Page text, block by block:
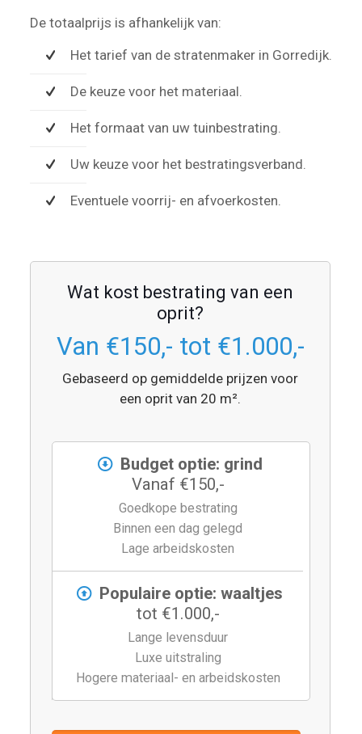
De totaalprijs is afhankelijk van:
Het tarief van de stratenmaker in Gorredijk.
De keuze voor het materiaal.
Het formaat van uw tuinbestrating.
Uw keuze voor het bestratingsverband.
Eventuele voorrij- en afvoerkosten.
Wat kost bestrating van een
oprit?
Van €150,- tot €1.000,-
Gebaseerd op gemiddelde prijzen voor
een oprit van 20 m².
Budget optie: grind
Vanaf €150,-
Goedkope bestrating
Binnen een dag gelegd
Lage arbeidskosten
Populaire optie: waaltjes
tot €1.000,-
Lange levensduur
Luxe uitstraling
Hogere materiaal- en arbeidskosten